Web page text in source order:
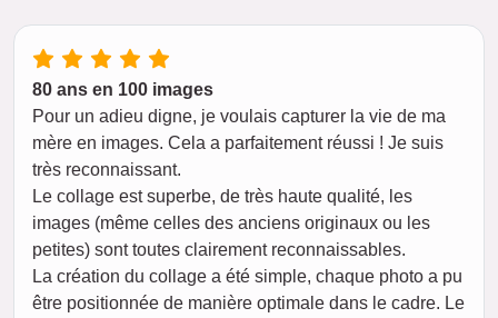
80 ans en 100 images
Pour un adieu digne, je voulais capturer la vie de ma
mère en images. Cela a parfaitement réussi ! Je suis
très reconnaissant.
Le collage est superbe, de très haute qualité, les
images (même celles des anciens originaux ou les
petites) sont toutes clairement reconnaissables.
La création du collage a été simple, chaque photo a pu
être positionnée de manière optimale dans le cadre. Le